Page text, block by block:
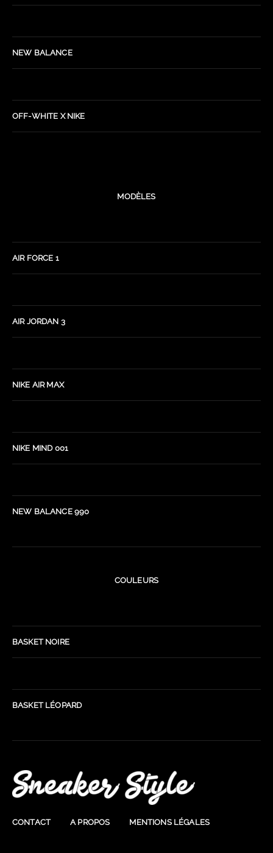
NEW BALANCE
OFF-WHITE X NIKE
MODÈLES
AIR FORCE 1
AIR JORDAN 3
NIKE AIR MAX
NIKE MIND 001
NEW BALANCE 990
COULEURS
BASKET NOIRE
BASKET LÉOPARD
CONTACT A PROPOS MENTIONS LÉGALES